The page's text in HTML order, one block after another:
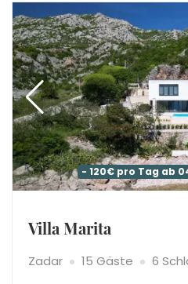
- 120€ pro Tag ab
Villa Marita
Zadar 15 Gäste 6